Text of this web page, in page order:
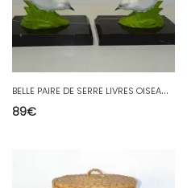
B
ELLE PAIRE DE SERRE LIVRES OISEAUX REGULE PEINT sur MARBRE COLLECTION DECO XXe
89€